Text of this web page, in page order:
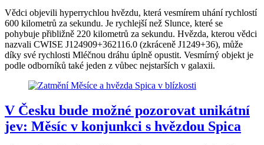
Vědci objevili hyperrychlou hvězdu, která vesmírem uhání rychlostí
600 kilometrů za sekundu. Je rychlejší než Slunce, které se
pohybuje přibližně 220 kilometrů za sekundu. Hvězda, kterou vědci
nazvali CWISE J124909+362116.0 (zkráceně J1249+36), může
díky své rychlosti Mléčnou dráhu úplně opustit. Vesmírný objekt je
podle odborníků také jeden z vůbec nejstarších v galaxii.
V Česku bude možné pozorovat unikátní
jev: Měsíc v konjunkci s hvězdou Spica